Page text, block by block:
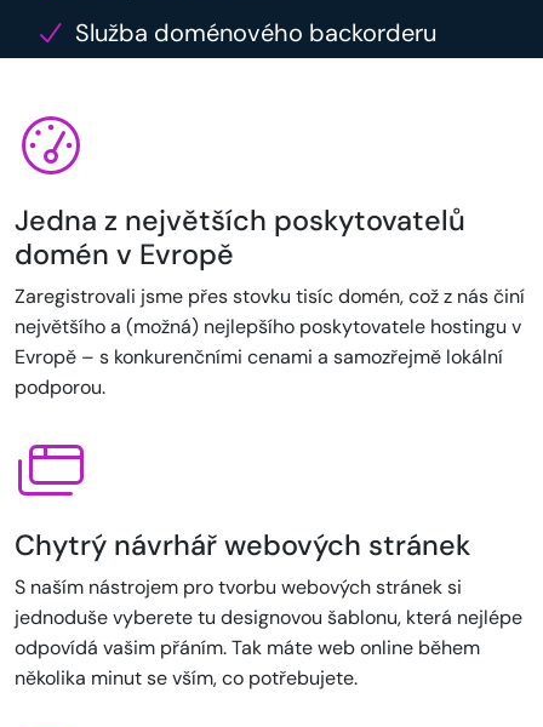
Služba doménového backorderu
Jedna z největších poskytovatelů
domén v Evropě
Zaregistrovali jsme přes stovku tisíc domén, což z nás činí
největšího a (možná) nejlepšího poskytovatele hostingu v
Evropě – s konkurenčními cenami a samozřejmě lokální
podporou.
Chytrý návrhář webových stránek
S naším nástrojem pro tvorbu webových stránek si
jednoduše vyberete tu designovou šablonu, která nejlépe
odpovídá vašim přáním. Tak máte web online během
několika minut se vším, co potřebujete.